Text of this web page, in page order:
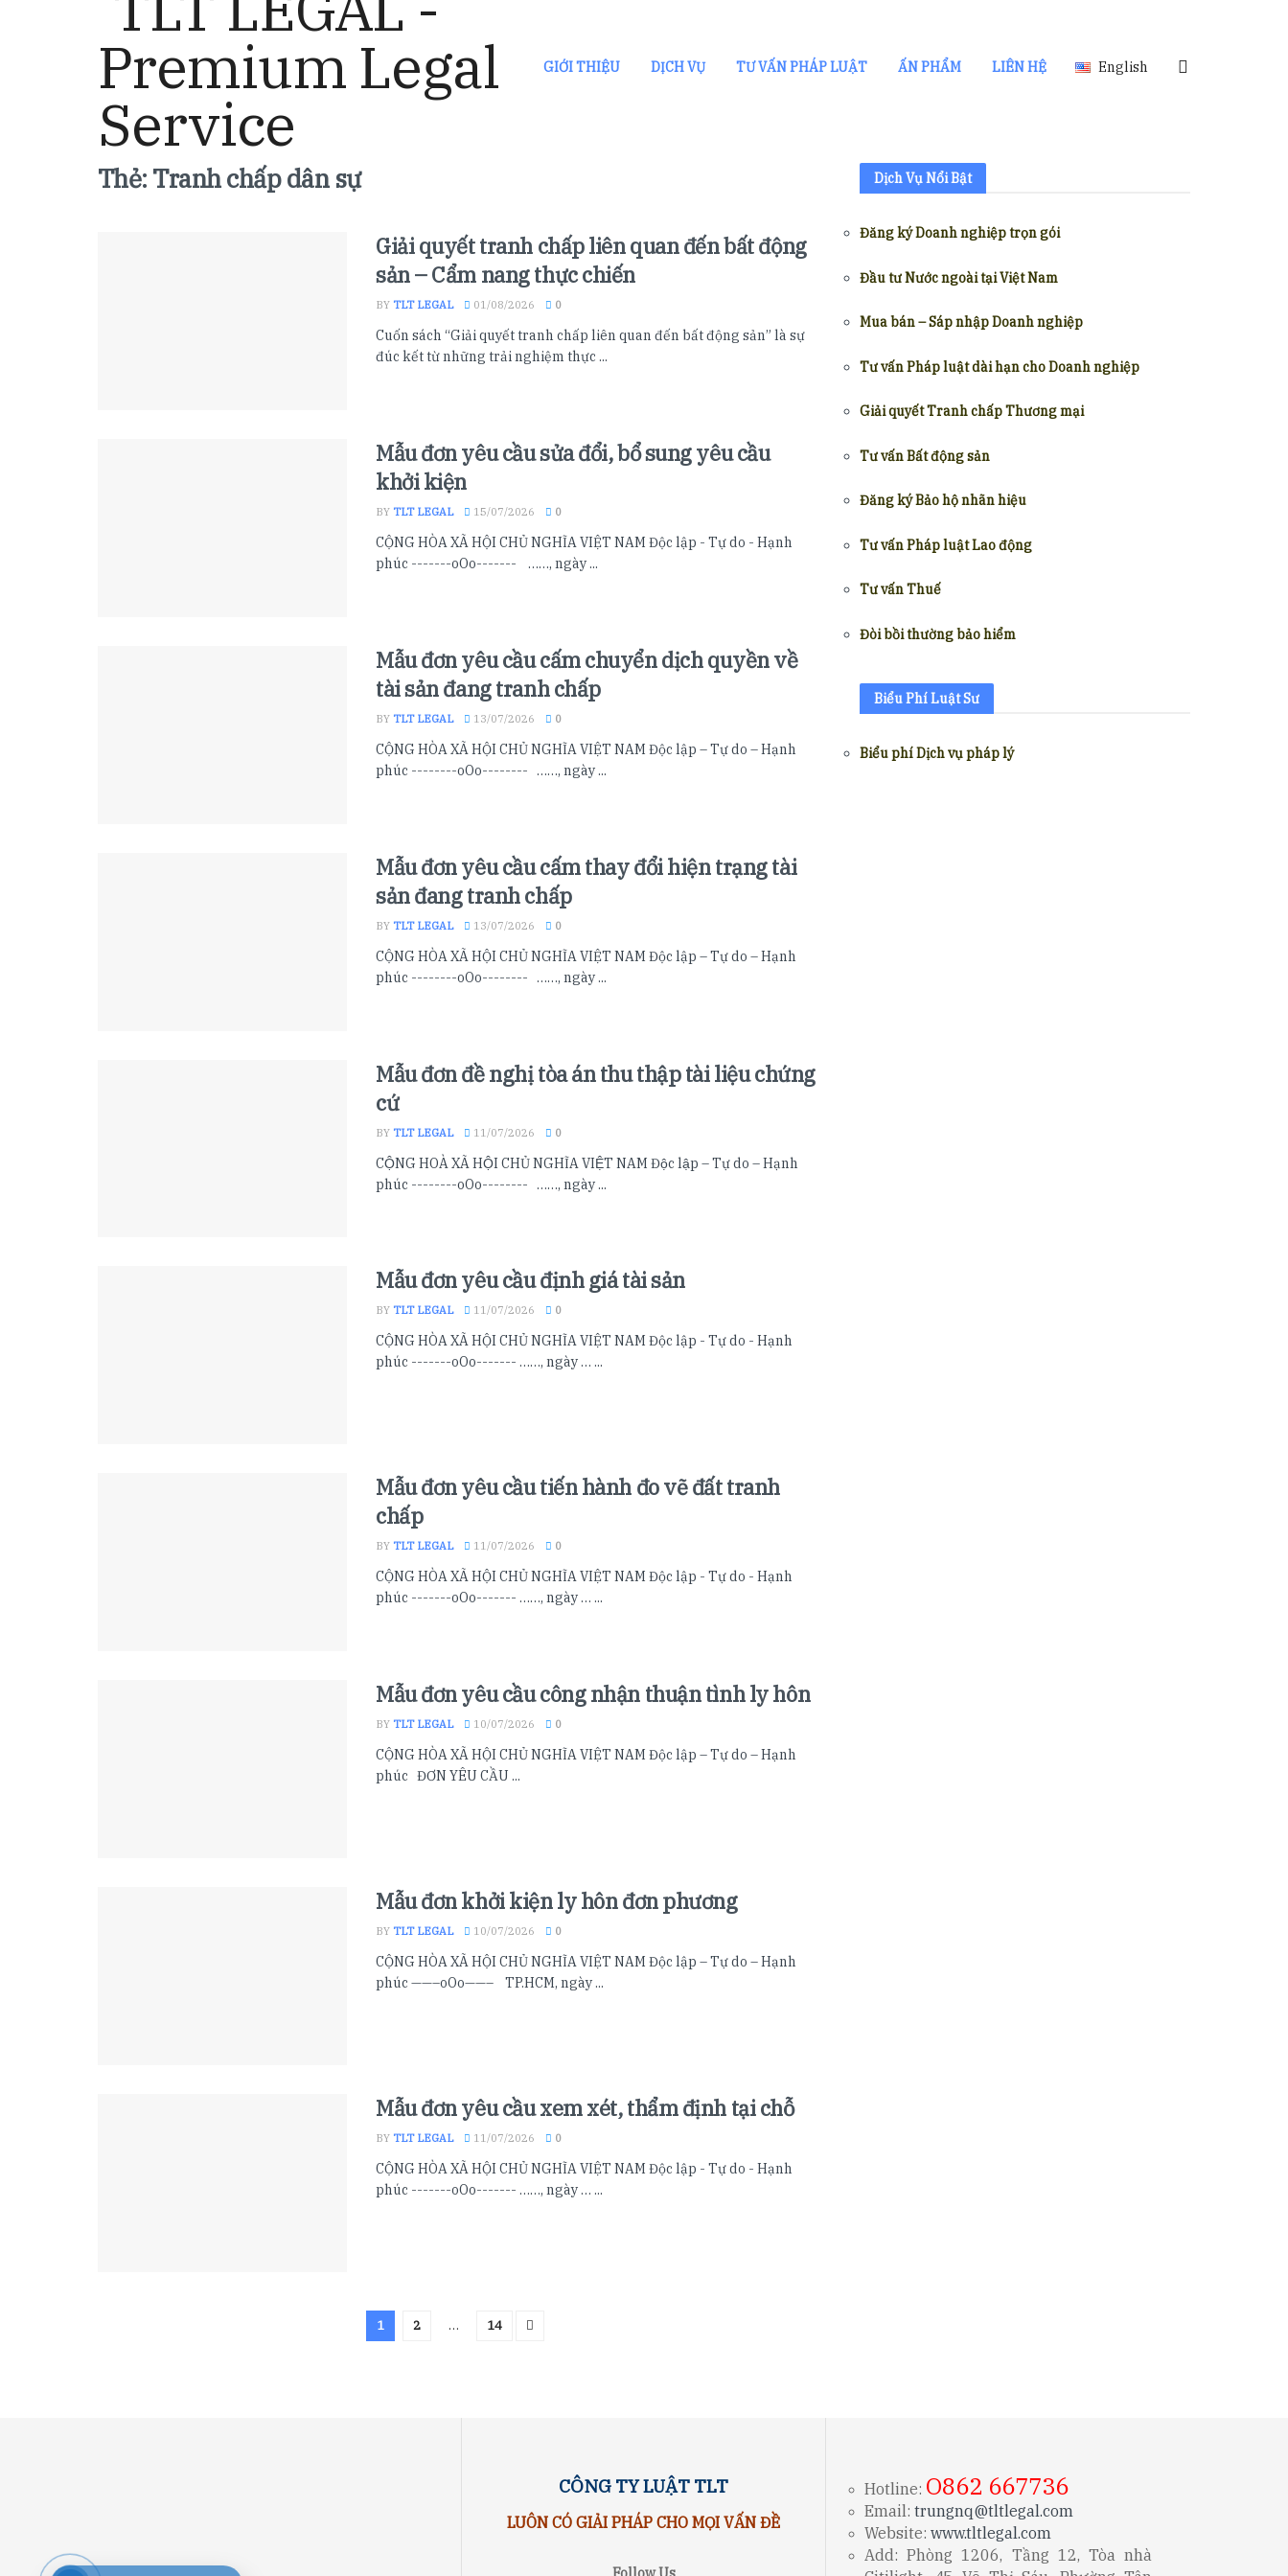
GIỚI THIỆU DỊCH VỤ TƯ VẤN PHÁP LUẬT ẤN PHẨM LIÊN HỆ English
Thẻ: Tranh chấp dân sự
Giải quyết tranh chấp liên quan đến bất động
sản – Cẩm nang thực chiến
BY TLT LEGAL 01/08/2026 0
Cuốn sách “Giải quyết tranh chấp liên quan đến bất động sản” là sự
đúc kết từ những trải nghiệm thực ...
Mẫu đơn yêu cầu sửa đổi, bổ sung yêu cầu
khởi kiện
BY TLT LEGAL 15/07/2026 0
CỘNG HÒA XÃ HỘI CHỦ NGHĨA VIỆT NAM Độc lập - Tự do - Hạnh
phúc -------oOo------- ……, ngày ...
Mẫu đơn yêu cầu cấm chuyển dịch quyền về
tài sản đang tranh chấp
BY TLT LEGAL 13/07/2026 0
CỘNG HÒA XÃ HỘI CHỦ NGHĨA VIỆT NAM Độc lập – Tự do – Hạnh
phúc --------oOo-------- ……, ngày ...
Mẫu đơn yêu cầu cấm thay đổi hiện trạng tài
sản đang tranh chấp
BY TLT LEGAL 13/07/2026 0
CỘNG HÒA XÃ HỘI CHỦ NGHĨA VIỆT NAM Độc lập – Tự do – Hạnh
phúc --------oOo-------- ……, ngày ...
Mẫu đơn đề nghị tòa án thu thập tài liệu chứng
cứ
BY TLT LEGAL 11/07/2026 0
CỘNG HOÀ XÃ HỘI CHỦ NGHĨA VIỆT NAM Độc lập – Tự do – Hạnh
phúc --------oOo-------- ……, ngày ...
Mẫu đơn yêu cầu định giá tài sản
BY TLT LEGAL 11/07/2026 0
CỘNG HÒA XÃ HỘI CHỦ NGHĨA VIỆT NAM Độc lập - Tự do - Hạnh
phúc -------oOo------- ……, ngày … ...
Mẫu đơn yêu cầu tiến hành đo vẽ đất tranh
chấp
BY TLT LEGAL 11/07/2026 0
CỘNG HÒA XÃ HỘI CHỦ NGHĨA VIỆT NAM Độc lập - Tự do - Hạnh
phúc -------oOo------- ……, ngày … ...
Mẫu đơn yêu cầu công nhận thuận tình ly hôn
BY TLT LEGAL 10/07/2026 0
CỘNG HÒA XÃ HỘI CHỦ NGHĨA VIỆT NAM Độc lập – Tự do – Hạnh
phúc ĐƠN YÊU CẦU ...
Mẫu đơn khởi kiện ly hôn đơn phương
BY TLT LEGAL 10/07/2026 0
CỘNG HÒA XÃ HỘI CHỦ NGHĨA VIỆT NAM Độc lập – Tự do – Hạnh
phúc ——–oOo——– TP.HCM, ngày ...
Mẫu đơn yêu cầu xem xét, thẩm định tại chỗ
BY TLT LEGAL 11/07/2026 0
CỘNG HÒA XÃ HỘI CHỦ NGHĨA VIỆT NAM Độc lập - Tự do - Hạnh
phúc -------oOo------- ……, ngày … ...
1 2 … 14
Dịch Vụ Nổi Bật
Đăng ký Doanh nghiệp trọn gói
Đầu tư Nước ngoài tại Việt Nam
Mua bán – Sáp nhập Doanh nghiệp
Tư vấn Pháp luật dài hạn cho Doanh nghiệp
Giải quyết Tranh chấp Thương mại
Tư vấn Bất động sản
Đăng ký Bảo hộ nhãn hiệu
Tư vấn Pháp luật Lao động
Tư vấn Thuế
Đòi bồi thường bảo hiểm
Biểu Phí Luật Sư
Biểu phí Dịch vụ pháp lý
CÔNG TY LUẬT TLT
LUÔN CÓ GIẢI PHÁP CHO MỌI VẤN ĐỀ
Hotline: O862 667736
Email: trungnq@tltlegal.com
Website: www.tltlegal.com
Add: Phòng 1206, Tầng 12, Tòa nhà